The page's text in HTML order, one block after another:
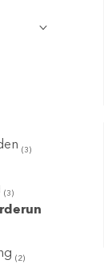
(3)
(3)
(2)